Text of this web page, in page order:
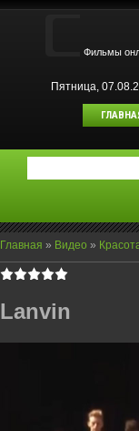
Фильмы
Пятница,
Главная » Видео »
Lanvin